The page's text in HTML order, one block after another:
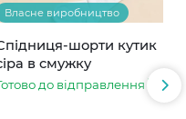
Власне виробництво
шорти кутик
в смужку
до відправлення